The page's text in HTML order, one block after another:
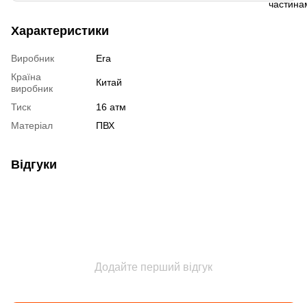
Характеристики
Виробник
Era
Країна
виробник
Китай
Тиск
16 атм
Матеріал
ПВХ
Відгуки
Додайте перший відгук